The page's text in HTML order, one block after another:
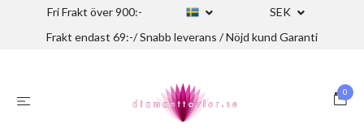
Fri Frakt över 900:-
SEK
Frakt endast 69:-/ Snabb leverans / Nöjd kund Garanti
0